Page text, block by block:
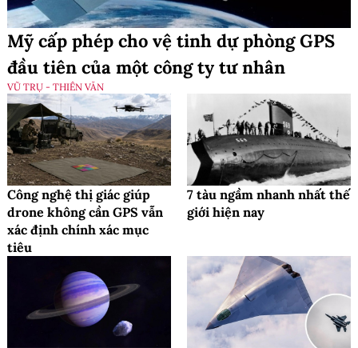
Mỹ cấp phép cho vệ tinh dự phòng GPS
đầu tiên của một công ty tư nhân
VŨ TRỤ - THIÊN VĂN
Công nghệ thị giác giúp
drone không cần GPS vẫn
xác định chính xác mục
tiêu
7 tàu ngầm nhanh nhất thế
giới hiện nay